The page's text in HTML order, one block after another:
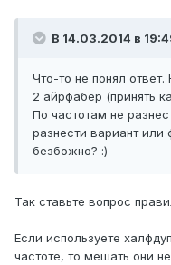
В 14.03.2014 в
Что-то не понял
2 айрфабер (принять
По частотам не
разнести вариант
безбожно? :)
Так ставьте вопрос
Если используете
частоте, то мешать они не